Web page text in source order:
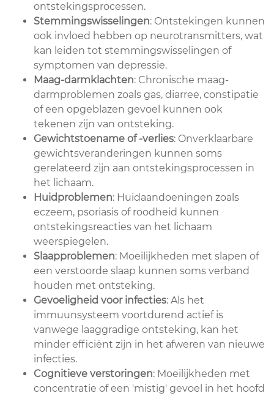
ontstekingsprocessen.
Stemmingswisselingen: Ontstekingen kunnen
ook invloed hebben op neurotransmitters, wat
kan leiden tot stemmingswisselingen of
symptomen van depressie.
Maag-darmklachten: Chronische maag-
darmproblemen zoals gas, diarree, constipatie
of een opgeblazen gevoel kunnen ook
tekenen zijn van ontsteking.
Gewichtstoename of -verlies: Onverklaarbare
gewichtsveranderingen kunnen soms
gerelateerd zijn aan ontstekingsprocessen in
het lichaam.
Huidproblemen: Huidaandoeningen zoals
eczeem, psoriasis of roodheid kunnen
ontstekingsreacties van het lichaam
weerspiegelen.
Slaapproblemen: Moeilijkheden met slapen of
een verstoorde slaap kunnen soms verband
houden met ontsteking.
Gevoeligheid voor infecties: Als het
immuunsysteem voortdurend actief is
vanwege laaggradige ontsteking, kan het
minder efficiënt zijn in het afweren van nieuwe
infecties.
Cognitieve verstoringen: Moeilijkheden met
concentratie of een 'mistig' gevoel in het hoofd